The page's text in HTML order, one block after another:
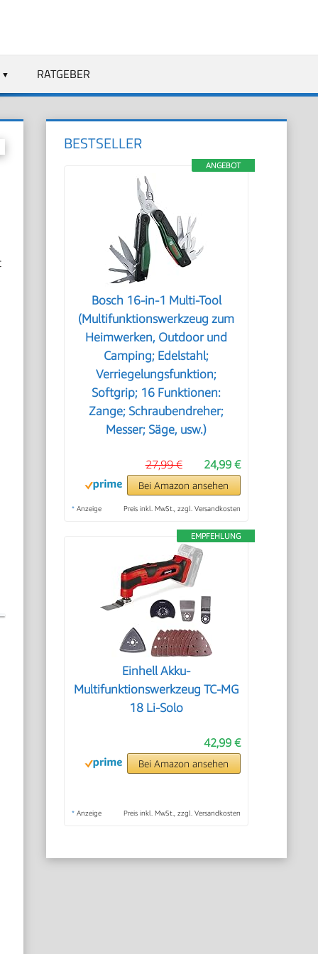
RATGEBER
BESTSELLER
ANGEBOT
Bosch 16-in-1 Multi-Tool
(Multifunktionswerkzeug zum
Heimwerken, Outdoor und
Camping; Edelstahl;
Verriegelungsfunktion;
Softgrip; 16 Funktionen:
Zange; Schraubendreher;
Messer; Säge, usw.)
24,99 €
27,99 €
Bei Amazon ansehen
* Anzeige Preis inkl. MwSt., zzgl. Versandkosten
EMPFEHLUNG
Einhell Akku-
Multifunktionswerkzeug TC-MG
18 Li-Solo
42,99 €
Bei Amazon ansehen
* Anzeige Preis inkl. MwSt., zzgl. Versandkosten